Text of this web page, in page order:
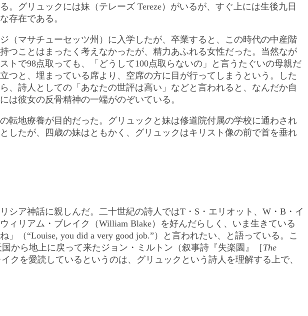
グリュックには妹（テレーズ Tereze）がいるが、すぐ上には生後九日
存在である。
（マサチューセッツ州）に入学したが、卒業すると、この時代の中産階
つことはまったく考えなかったが、精力あふれる女性だった。当然なが
で98点取っても、「どうして100点取らないの」と言うたぐいの母親だ
と、埋まっている席より、空席の方に目が行ってしまうという。した
詩人としての「あなたの世評は高い」などと言われると、なんだか自
彼女の反骨精神の一端がのぞいている。
転地療養が目的だった。グリュックと妹は修道院付属の学校に通わされ
したが、四歳の妹はともかく、グリュックはキリスト像の前で首を垂れ
ア神話に親しんだ。二十世紀の詩人ではT・S・エリオット、W・B・イ
リアム・ブレイク（William Blake）を好んだらしく、いま生きている
（“Louise, you did a very good job.”）と言われたい、と語っている。こ
から地上に戻って来たジョン・ミルトン（叙事詩『失楽園』［The
クを愛読しているというのは、グリュックという詩人を理解する上で、